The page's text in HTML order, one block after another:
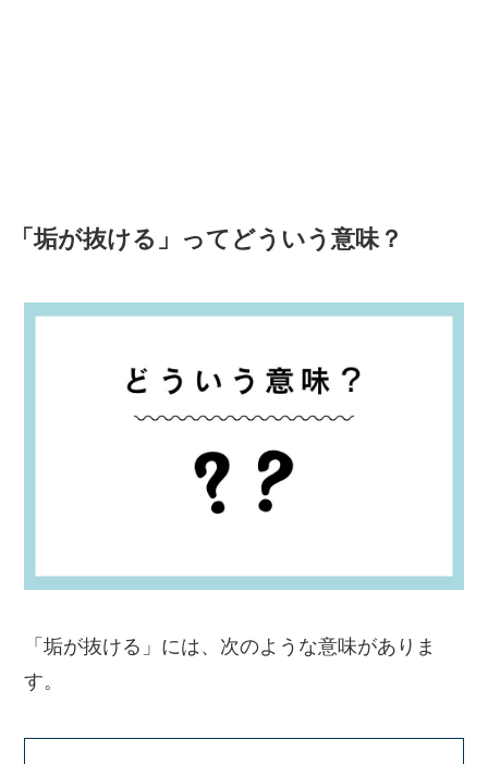
「垢が抜ける」ってどういう意味？
「垢が抜ける」には、次のような意味がありま
す。